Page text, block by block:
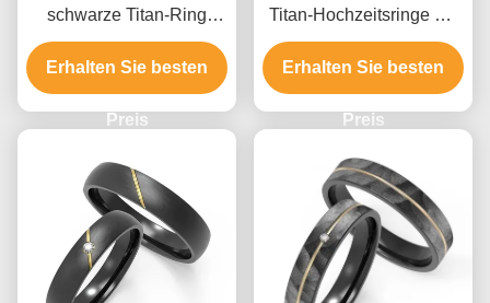
schwarze Titan-Ring
Hochzeitsring mit Wellen
K Gold Set Zirkon
benutzerdefinierte
Symbole
Erhalten Sie besten
Preis
Titan-Hochzeitsringe mit
K-Gold-Einzelring-Set
Zirkon-Paarring
Erhalten Sie besten
Preis